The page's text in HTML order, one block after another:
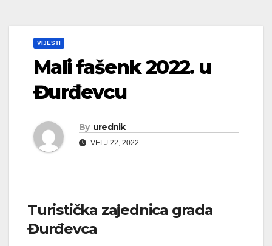
VIJESTI
Mali fašenk 2022. u
Đurđevcu
By urednik
VELJ 22, 2022
Turistička zajednica grada
Đurđevca